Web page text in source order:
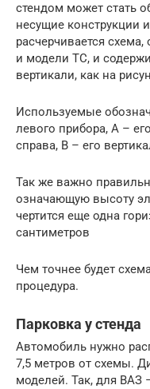
стендом может стать
несущие конструкции
расчерчивается
и модели ТС, и
вертикали, как на
Используемые
левого прибора, А –
справа, В – его
Так же важно
означающую высоту
чертится еще одна
сантиметров
Чем точнее будет
процедура.
Парковка у стенда
Автомобиль нужно
7,5 метров от схемы.
моделей. Так, для ВАЗ